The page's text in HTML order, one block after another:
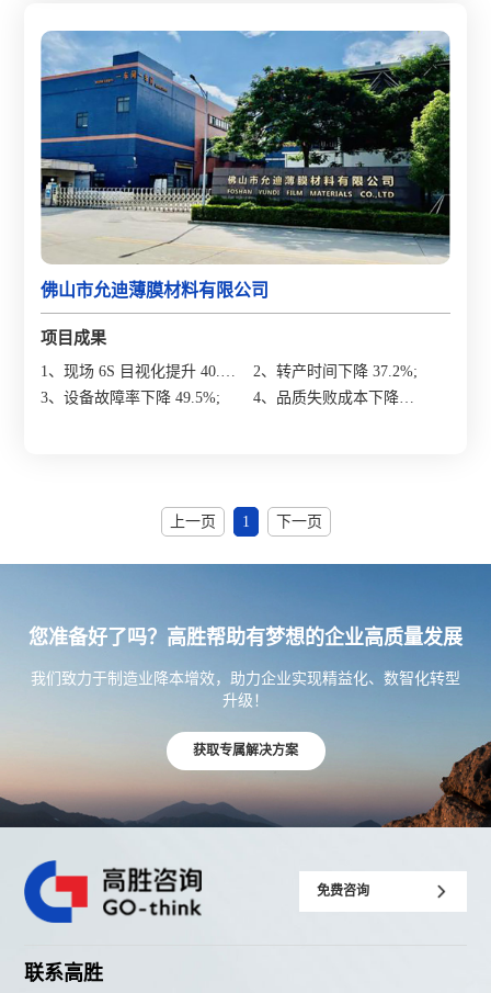
佛山市允迪薄膜材料有限公司
项目成果
1、现场 6S 目视化提升 40.5
分;
2、转产时间下降 37.2%;
3、设备故障率下降 49.5%;
4、品质失败成本下降
上一页 1 下一页
您准备好了吗？高胜帮助有梦想的企业高质量发展
我们致力于制造业降本增效，助力企业实现精益化、数智化转型
升级！
获取专属解决方案
免费咨询
联系高胜